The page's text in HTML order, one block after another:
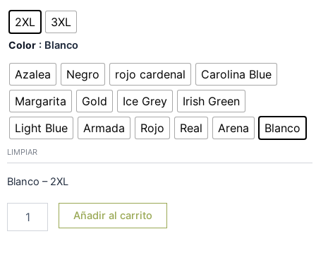
2XL 3XL
Color : Blanco
Azalea Negro rojo cardenal
Carolina Blue
Margarita
Gold Ice Grey
Irish Green
Light Blue
Armada Rojo Real Arena Blanco
LIMPIAR
Blanco – 2XL
me
dices
TG
cantidad
Añadir al carrito